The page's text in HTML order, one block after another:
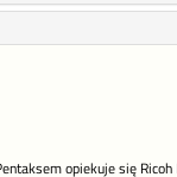
opiekuje się Ricoh